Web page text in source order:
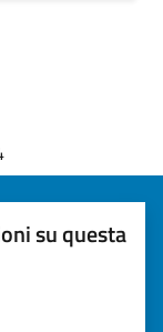
su questa
la chiarezza delle